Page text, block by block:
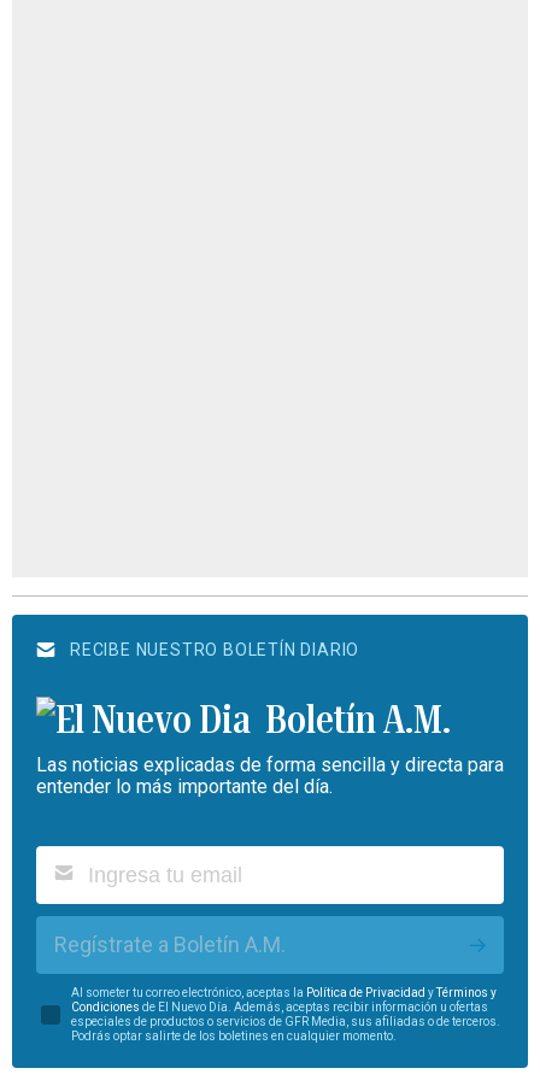
RECIBE NUESTRO BOLETÍN DIARIO
Boletín A.M.
Las noticias explicadas de forma sencilla y directa para
entender lo más importante del día.
Regístrate a Boletín A.M.
Al someter tu correo electrónico, aceptas la Política de Privacidad yTérminos y
Condiciones de El Nuevo Día. Además, aceptas recibir información u ofertas
especiales de productos o servicios de GFR Media, sus afiliadas o de terceros.
Podrás optar salirte de los boletines en cualquier momento.